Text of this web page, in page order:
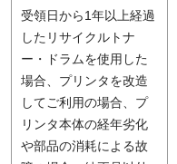
受領日から1年以上経過
したリサイクルトナ
ー・ドラムを使用した
場合、プリンタを改造
してご利用の場合、プ
リンタ本体の経年劣化
や部品の消耗による故